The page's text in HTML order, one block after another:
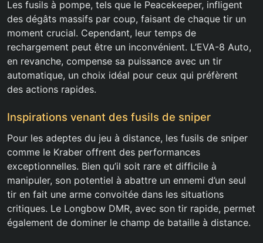
Les fusils à pompe, tels que le Peacekeeper, infligent
des dégâts massifs par coup, faisant de chaque tir un
moment crucial. Cependant, leur temps de
rechargement peut être un inconvénient. L’EVA-8 Auto,
en revanche, compense sa puissance avec un tir
automatique, un choix idéal pour ceux qui préfèrent
des actions rapides.
Inspirations venant des fusils de sniper
Pour les adeptes du jeu à distance, les fusils de sniper
comme le Kraber offrent des performances
exceptionnelles. Bien qu’il soit rare et difficile à
manipuler, son potentiel à abattre un ennemi d’un seul
tir en fait une arme convoitée dans les situations
critiques. Le Longbow DMR, avec son tir rapide, permet
également de dominer le champ de bataille à distance.